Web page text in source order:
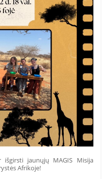
jaunųjų MAGIS Misija
Afrikoje!